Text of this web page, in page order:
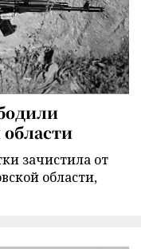
зачистила от
области,